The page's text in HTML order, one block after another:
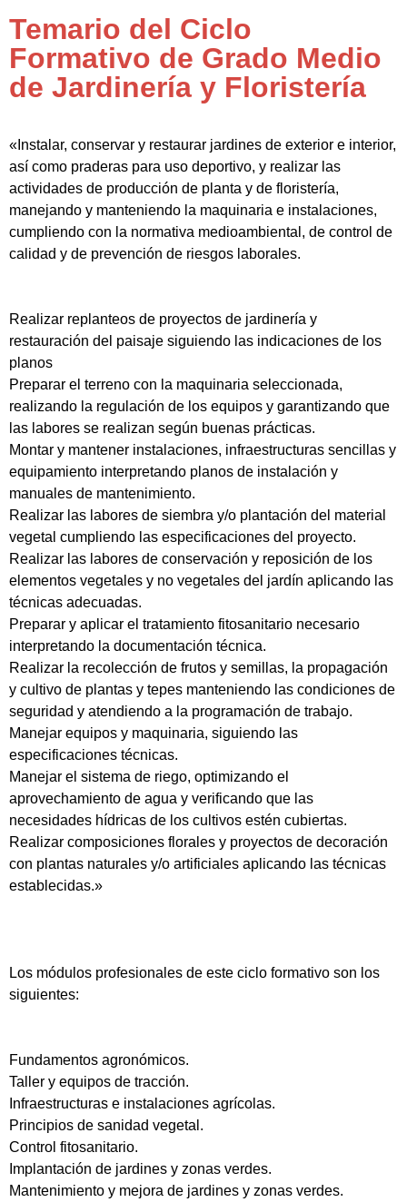
Temario del Ciclo
Formativo de Grado Medio
de Jardinería y Floristería
«Instalar, conservar y restaurar jardines de exterior e interior,
así como praderas para uso deportivo, y realizar las
actividades de producción de planta y de floristería,
manejando y manteniendo la maquinaria e instalaciones,
cumpliendo con la normativa medioambiental, de control de
calidad y de prevención de riesgos laborales.
Realizar replanteos de proyectos de jardinería y
restauración del paisaje siguiendo las indicaciones de los
planos
Preparar el terreno con la maquinaria seleccionada,
realizando la regulación de los equipos y garantizando que
las labores se realizan según buenas prácticas.
Montar y mantener instalaciones, infraestructuras sencillas y
equipamiento interpretando planos de instalación y
manuales de mantenimiento.
Realizar las labores de siembra y/o plantación del material
vegetal cumpliendo las especificaciones del proyecto.
Realizar las labores de conservación y reposición de los
elementos vegetales y no vegetales del jardín aplicando las
técnicas adecuadas.
Preparar y aplicar el tratamiento fitosanitario necesario
interpretando la documentación técnica.
Realizar la recolección de frutos y semillas, la propagación
y cultivo de plantas y tepes manteniendo las condiciones de
seguridad y atendiendo a la programación de trabajo.
Manejar equipos y maquinaria, siguiendo las
especificaciones técnicas.
Manejar el sistema de riego, optimizando el
aprovechamiento de agua y verificando que las
necesidades hídricas de los cultivos estén cubiertas.
Realizar composiciones florales y proyectos de decoración
con plantas naturales y/o artificiales aplicando las técnicas
establecidas.»
Los módulos profesionales de este ciclo formativo son los
siguientes:
Fundamentos agronómicos.
Taller y equipos de tracción.
Infraestructuras e instalaciones agrícolas.
Principios de sanidad vegetal.
Control fitosanitario.
Implantación de jardines y zonas verdes.
Mantenimiento y mejora de jardines y zonas verdes.